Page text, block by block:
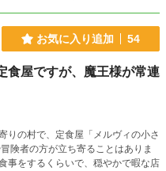
お気に入り追加 54
食屋ですが、魔王様が常連
りの村で、定食屋「メルヴィの小さ
事をするくらいで、穏やかで暇な店